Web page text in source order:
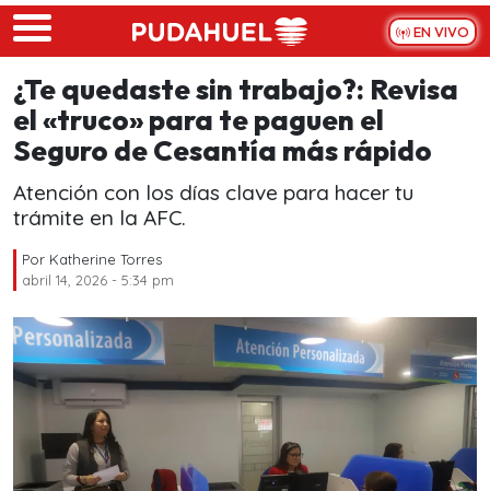
Skip to main content
EN VIVO
¿Te quedaste sin trabajo?: Revisa
el «truco» para te paguen el
Seguro de Cesantía más rápido
Atención con los días clave para hacer tu
trámite en la AFC.
Por Katherine Torres
abril 14, 2026 - 5:34 pm